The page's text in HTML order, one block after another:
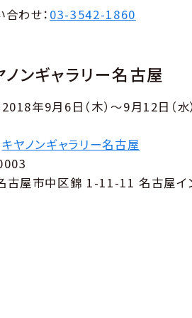
わせ： 03-3542-1860
ンギャラリー名古屋
年9月6日（木）～9月12日（水）
キヤノンギャラリー名古屋
古屋市中区錦 1-11-11 名古屋イ